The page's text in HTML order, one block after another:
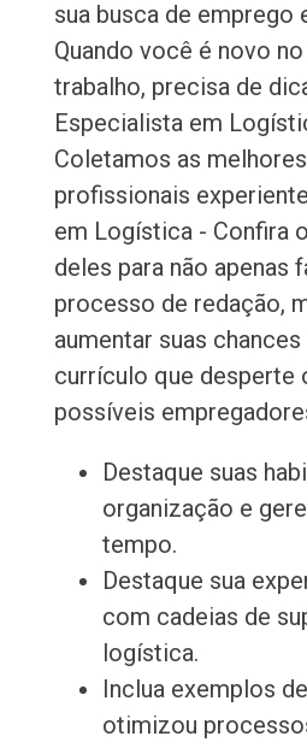
sua busca de emprego
Quando você é novo
trabalho, precisa de
Especialista em
Coletamos as
profissionais
em Logística - Confira
deles para não apenas
processo de redação,
aumentar suas
currículo que desperte
possíveis
Destaque suas
organização e
tempo.
Destaque sua
com cadeias de
logística.
Inclua exemplos
otimizou